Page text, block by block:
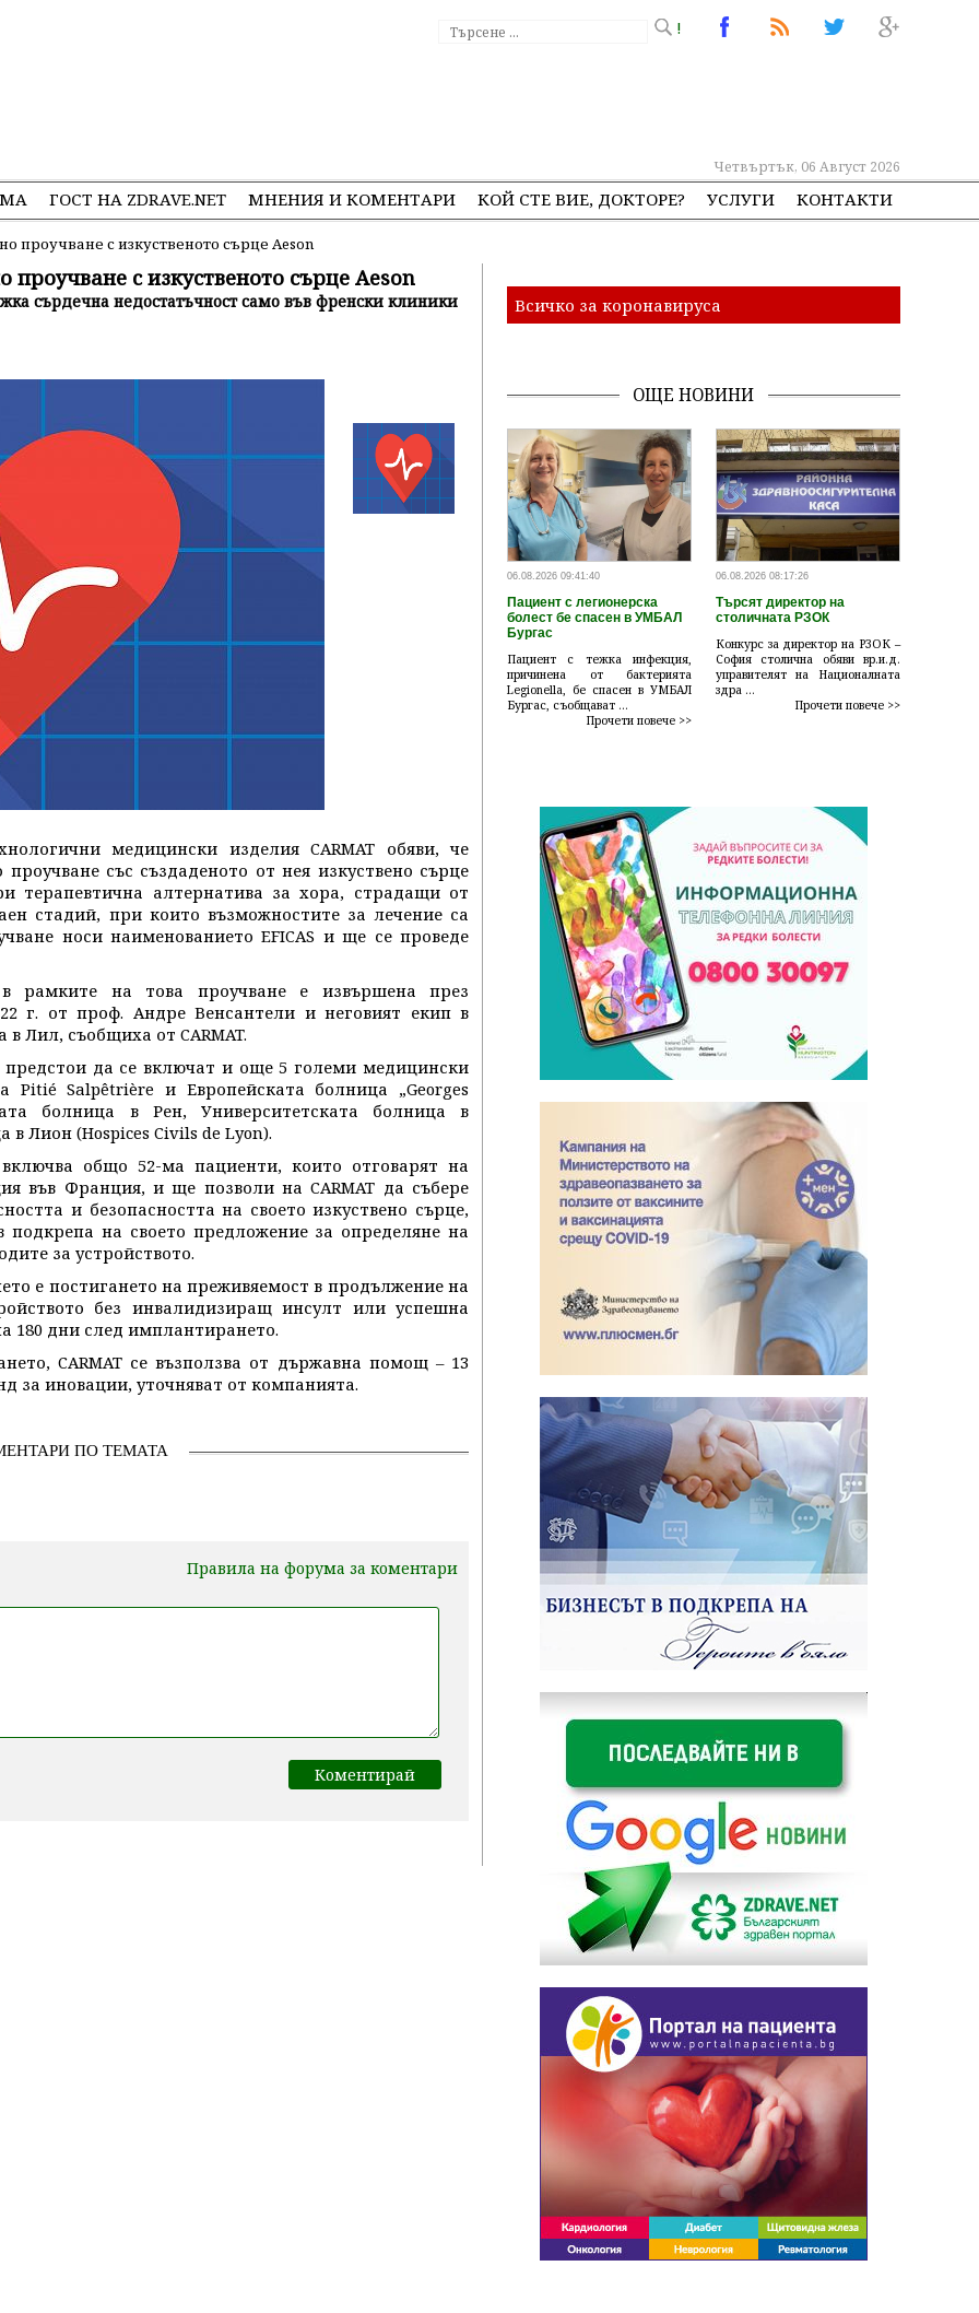
!
Четвъртък, 06 Август 2026
ГОСТ НА ZDRAVE.NET МНЕНИЯ И КОМЕНТАРИ КОЙ СТЕ ВИЕ, ДОКТОРЕ? УСЛУГИ КОНТАКТИ
проучване с изкуственото сърце Aeson
с изкуственото сърце Aeson
сърдечна недостатъчност само във френски клиники
медицински изделия CARMAT обяви, че
със създаденото от нея изкуствено сърце
терапевтична алтернатива за хора, страдащи от
стадий, при които възможностите за лечение са
носи наименованието EFICAS и ще се проведе
рамките на това проучване е извършена през
г. от проф. Андре Венсантели и неговият екип в
Лил, съобщиха от CARMAT.
предстои да се включат и още 5 големи медицински
Pitié Salpêtrière и Европейската болница „Georges
болница в Рен, Университетската болница в
в Лион (Hospices Civils de Lyon).
общо 52-ма пациенти, които отговарят на
във Франция, и ще позволи на CARMAT да събере
и безопасността на своето изкуствено сърце,
на своето предложение за определяне на
за устройството.
е постигането на преживяемост в продължение на
без инвалидизиращ инсулт или успешна
180 дни след имплантирането.
CARMAT се възползва от държавна помощ – 13
за иновации, уточняват от компанията.
ПО ТЕМАТА
Правила на форума за коментари
Всичко за коронавируса
ОЩЕ НОВИНИ
06.08.2026 09:41:40
Пациент с легионерска
болест бе спасен в УМБАЛ
Бургас
Пациент с тежка инфекция,
причинена от бактерията
Legionella, бе спасен в УМБАЛ
Бургас, съобщават ...
Прочети повече >>
06.08.2026 08:17:26
Търсят директор на
столичната РЗОК
Конкурс за директор на РЗОК –
София столична обяви вр.и.д.
управителят на Националната
здра ...
Прочети повече >>